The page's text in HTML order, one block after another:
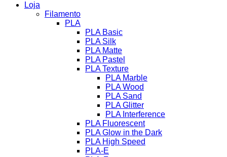
Loja
Filamento
PLA
PLA Basic
PLA Silk
PLA Matte
PLA Pastel
PLA Texture
PLA Marble
PLA Wood
PLA Sand
PLA Glitter
PLA Interference
PLA Fluorescent
PLA Glow in the Dark
PLA High Speed
PLA-E